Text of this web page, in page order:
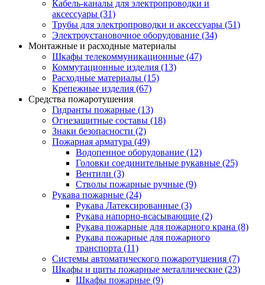
Кабель-каналы для электропроводки и
аксессуары (31)
Трубы для электропроводки и аксессуары (51)
Электроустановочное оборудование (34)
Монтажные и расходные материалы
Шкафы телекоммуникационные (47)
Коммутационные изделия (13)
Расходные материалы (15)
Крепежные изделия (67)
Средства пожаротушения
Гидранты пожарные (13)
Огнезащитные составы (18)
Знаки безопасности (2)
Пожарная арматура (49)
Водопенное оборудование (12)
Головки соединительные рукавные (25)
Вентили (3)
Стволы пожарные ручные (9)
Рукава пожарные (24)
Рукава Латексированные (3)
Рукава напорно-всасывающие (2)
Рукава пожарные для пожарного крана (8)
Рукава пожарные для пожарного
транспорта (11)
Системы автоматического пожаротушения (7)
Шкафы и щиты пожарные металлические (23)
Шкафы пожарные (9)